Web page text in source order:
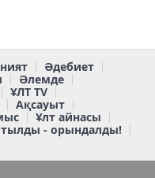
Әдебиет
Әлемде
ҰЛТ TV
Ақсауыт
Ұлт айнасы
- орындалды!